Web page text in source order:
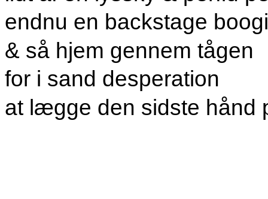
endnu en backstage
& så hjem gennem tågen
for i sand desperation
at lægge den sidste hånd